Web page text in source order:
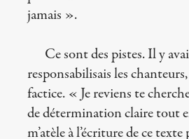
jamais ».
Ce sont des pistes. Il y
responsabilisais les
factice. « Je reviens te
de détermination claire tout
m’atèle à l’écriture de ce